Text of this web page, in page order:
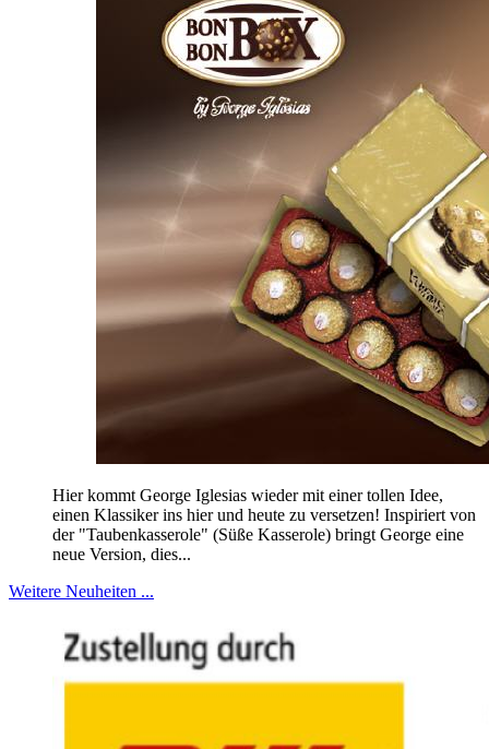
Hier kommt George Iglesias wieder mit einer tollen Idee,
einen Klassiker ins hier und heute zu versetzen! Inspiriert von
der "Taubenkasserole" (Süße Kasserole) bringt George eine
neue Version, dies...
Weitere Neuheiten ...